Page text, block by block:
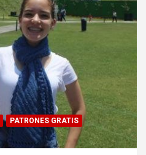
PATRONES GRATIS